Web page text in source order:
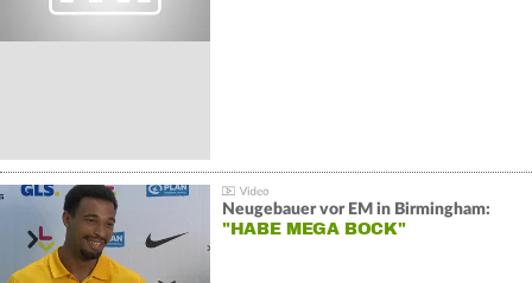
Neugebauer vor EM in Birmingham:
"HABE MEGA BOCK"